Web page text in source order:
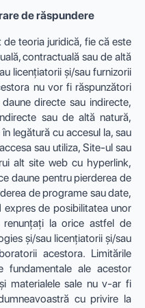
de răspundere
teoria juridică, fie că este
contractuală sau de altă
licențiatorii și/sau furnizorii
nu vor fi răspunzători
directe sau indirecte,
sau de altă natură,
legătură cu accesul la, sau
sau utiliza, Site-ul sau
alt site web cu hyperlink,
daune pentru pierderea de
de programe sau date,
de posibilitatea unor
renunțați la orice astfel de
și/sau licențiatorii și/sau
acestora. Limitările
fundamentale ale acestor
materialele sale nu v-ar fi
cu privire la